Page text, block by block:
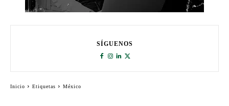
SÍGUENOS
Inicio Etiquetas México